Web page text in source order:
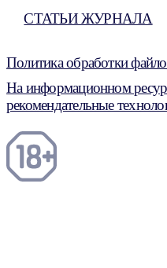
СТАТЬИ ЖУРНАЛА
Политика обработки
На информационном
рекомендательные